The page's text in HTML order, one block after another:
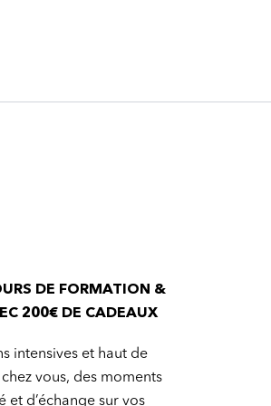
DE FORMATION &
200€ DE CADEAUX
intensives et haut de
vous, des moments
et d’échange sur vos